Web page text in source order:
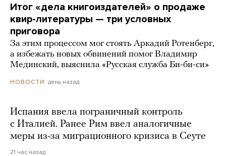
Итог «дела книгоиздателей» о продаже
квир-литературы — три условных
приговора
За этим процессом мог стоять Аркадий Ротенберг,
а избежать новых обвинений помог Владимир
Мединский, выяснила «Русская служба Би-би-си»
НОВОСТИ день назад
Испания ввела пограничный контроль
с Италией. Ранее Рим ввел аналогичные
меры из-за миграционного кризиса в Сеуте
21 час назад